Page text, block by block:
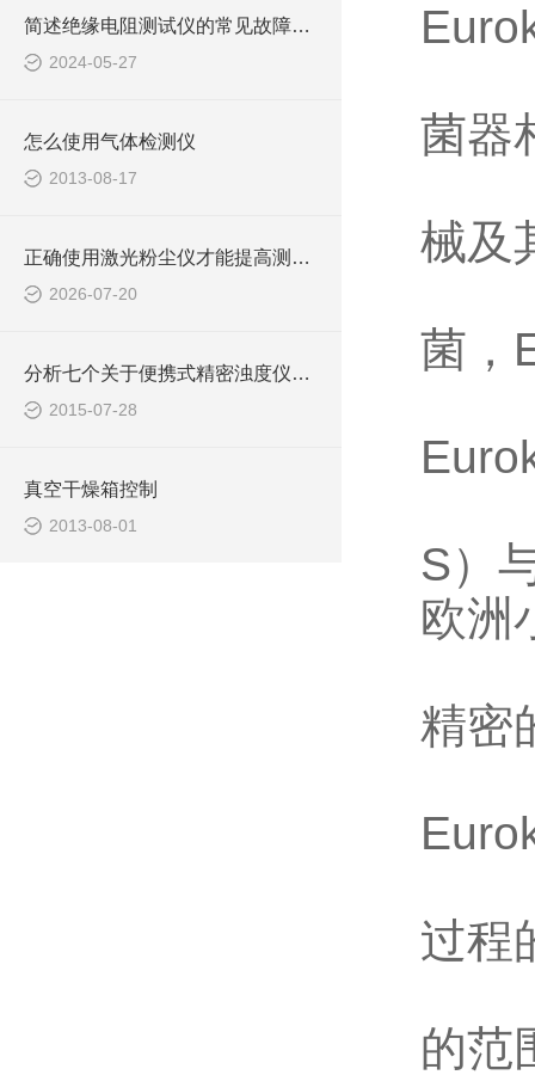
简述绝缘电阻测试仪的常见故障相应解决方法
2024-05-27
怎么使用气体检测仪
2013-08-17
正确使用激光粉尘仪才能提高测量数据的可靠性
2026-07-20
分析七个关于便携式精密浊度仪的特点
2015-07-28
真空干燥箱控制
2013-08-01
菌器
械及
菌，
S）
欧洲
精密
过程
的范